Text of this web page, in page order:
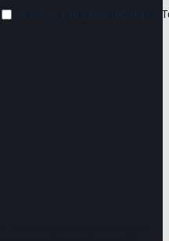
Ja tak, jeg vil gerne modtage